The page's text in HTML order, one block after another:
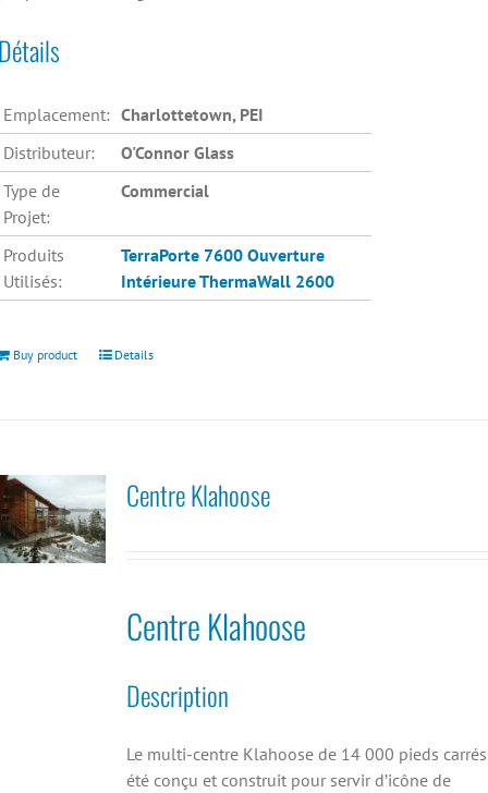
Emplacement: Charlottetown, PEI
Distributeur:
O'Connor Glass
Type de
Projet:
Commercial
Produits
Utilisés:
TerraPorte 7600 Ouverture
IntérieureThermaWall 2600
Buy product Details
Centre Klahoose
Centre Klahoose
Description
Le multi-centre Klahoose de 14 000 pieds
été conçu et construit pour servir d’icône de